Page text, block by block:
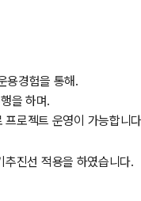
경험을 통해.
을 하며.
로젝트 운영이 가능합니
진선 적용을 하였습니다.